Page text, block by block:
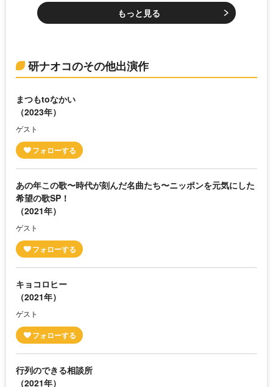
もっと見る
研ナオコのその他出演作
まつもtoなかい
（2023年）
ゲスト
あの年この歌〜時代が刻んだ名曲たち〜ニッポンを元気にした
希望の歌SP！
（2021年）
ゲスト
キョコロヒー
（2021年）
ゲスト
行列のできる相談所
（2021年）